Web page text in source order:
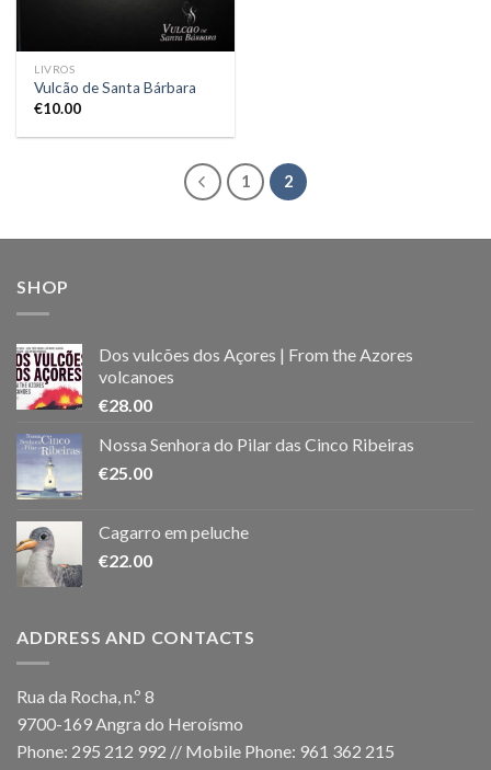
LIVROS
Vulcão de Santa Bárbara
€10.00
1 2
SHOP
Dos vulcões dos Açores | From the Azores
volcanoes
€28.00
Nossa Senhora do Pilar das Cinco Ribeiras
€25.00
Cagarro em peluche
€22.00
ADDRESS AND CONTACTS
Rua da Rocha, n.º 8
9700-169 Angra do Heroísmo
Phone: 295 212 992 // Mobile Phone: 961 362 215